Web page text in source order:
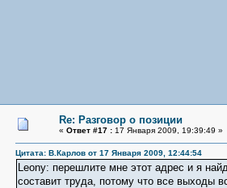
Re: Разговор о позиции
« Ответ #17 :17 Января 2009, 19:39:49 »
Цитата: В.Карлов от 17 Января 2009, 12:44:54
Leonу: перешлите мне этот адрес и я
составит труда, потому что все выходы